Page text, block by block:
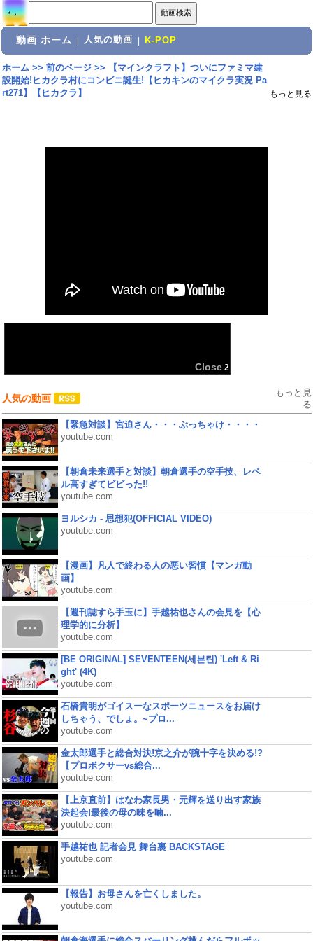
動画 ホーム 人気の動画 K-POP
ホーム>> 前のページ>>
【マインクラフト】ついにファミマ建
設開始!ヒカクラ村にコンビニ誕生!【ヒカキンのマイクラ実況 Pa
rt271】【ヒカクラ】
もっと見る
Close 2
人気の動画
もっと見
る
【緊急対談】宮迫さん・・・ぶっちゃけ・・・・
youtube.com
【朝倉未来選手と対談】朝倉選手の空手技、レベ
ル高すぎてビビった!!
youtube.com
ヨルシカ - 思想犯(OFFICIAL VIDEO)
youtube.com
【漫画】凡人で終わる人の悪い習慣【マンガ動
画】
youtube.com
【週刊誌すら手玉に】手越祐也さんの会見を【心
理学的に分析】
youtube.com
[BE ORIGINAL] SEVENTEEN(세븐틴) 'Left & Ri
ght' (4K)
youtube.com
石橋貴明がゴイスーなスポーツニュースをお届け
しちゃう、でしょ。~プロ...
youtube.com
金太郎選手と総合対決!京之介が腕十字を決める!?
【プロボクサーvs総合...
youtube.com
【上京直前】はなわ家長男・元輝を送り出す家族
決起会!最後の母の味を噛...
youtube.com
手越祐也 記者会見 舞台裏 BACKSTAGE
youtube.com
【報告】お母さんを亡くしました。
youtube.com